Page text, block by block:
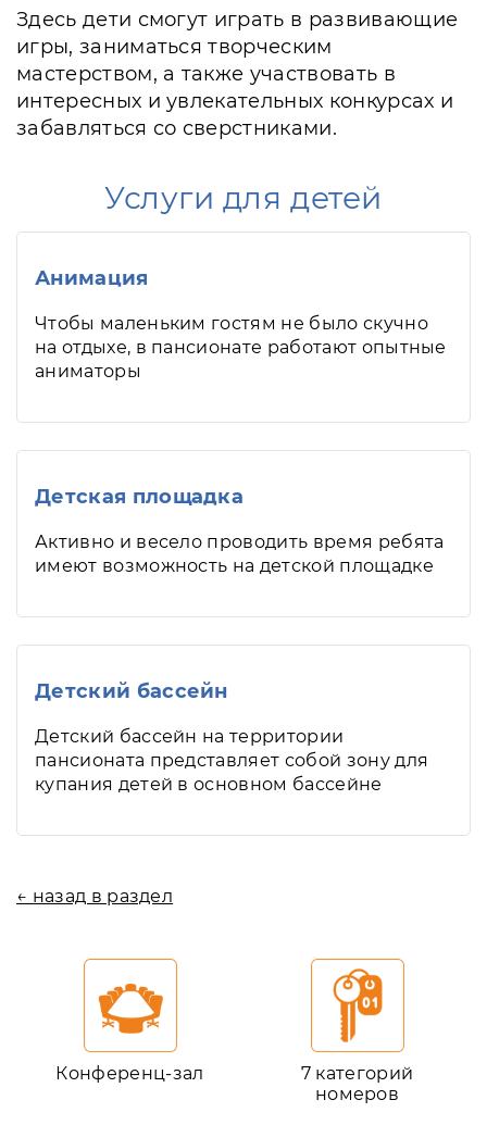
Здесь дети смогут играть в развивающие
игры, заниматься творческим
мастерством, а также участвовать в
интересных и увлекательных конкурсах и
забавляться со сверстниками.
Услуги для детей
Анимация
Чтобы маленьким гостям не было скучно
на отдыхе, в пансионате работают опытные
аниматоры
Детская площадка
Активно и весело проводить время ребята
имеют возможность на детской площадке
Детский бассейн
Детский бассейн на территории
пансионата представляет собой зону для
купания детей в основном бассейне
← назад в раздел
Конференц-зал
7 категорий
номеров